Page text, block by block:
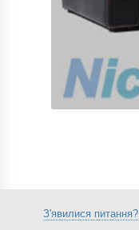
З'явилися питання?